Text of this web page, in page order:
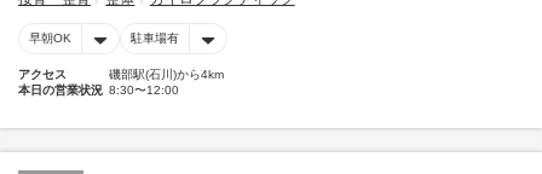
早朝OK 駐車場有
アクセス
磯部駅(石川)から4km
本日の営業状況 8:30〜12:00